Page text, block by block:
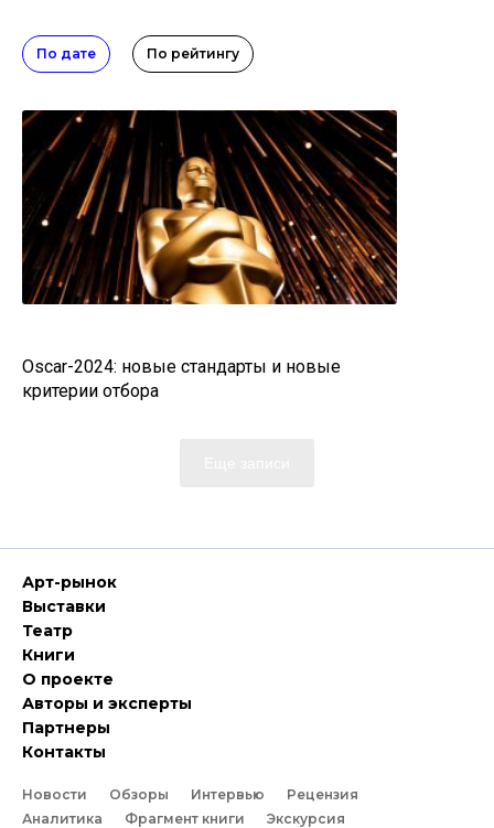
По дате По рейтингу
Oscar-2024: новые стандарты и новые
критерии отбора
Арт-рынок
Выставки
Театр
Книги
О проекте
Авторы и эксперты
Партнеры
Контакты
Новости Обзоры Интервью
Рецензия
Аналитика
Фрагмент книги Экскурсия